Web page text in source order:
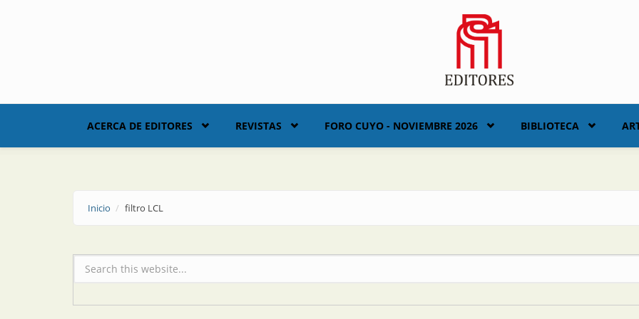
ACERCA DE EDITORES REVISTAS FORO CUYO - NOVIEMBRE 2026 BIBLIOTECA
Inicio filtro LCL
Formulario de búsqueda